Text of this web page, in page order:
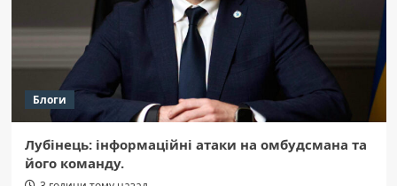
Блоги
Лубінець: інформаційні атаки на омбудсмана та
його команду.